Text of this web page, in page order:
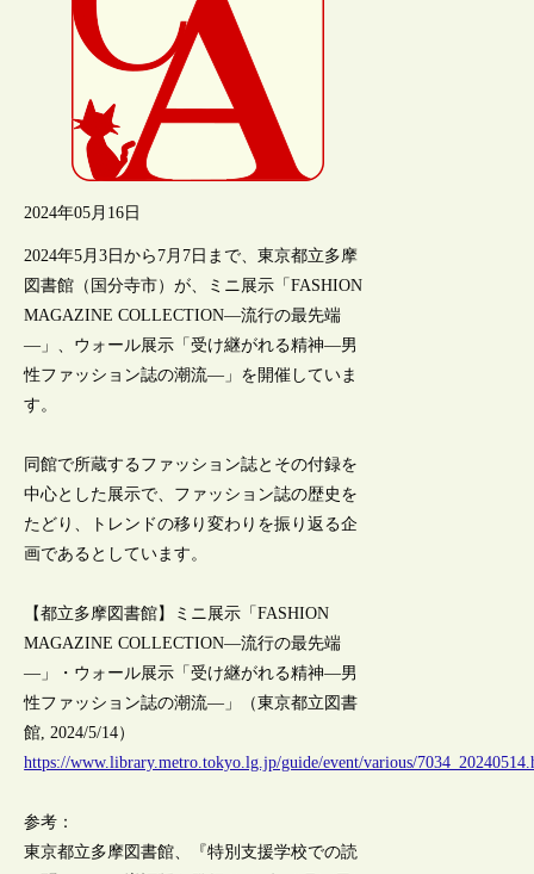
2024年05月16日
2024年5月3日から7月7日まで、東京都立多摩
図書館（国分寺市）が、ミニ展示「FASHION
MAGAZINE COLLECTION―流行の最先端
―」、ウォール展示「受け継がれる精神―男
性ファッション誌の潮流―」を開催していま
す。
同館で所蔵するファッション誌とその付録を
中心とした展示で、ファッション誌の歴史を
たどり、トレンドの移り変わりを振り返る企
画であるとしています。
【都立多摩図書館】ミニ展示「FASHION
MAGAZINE COLLECTION―流行の最先端
―」・ウォール展示「受け継がれる精神―男
性ファッション誌の潮流―」（東京都立図書
館, 2024/5/14）
https://www.library.metro.tokyo.lg.jp/guide/event/various/
参考：
東京都立多摩図書館、『特別支援学校での読